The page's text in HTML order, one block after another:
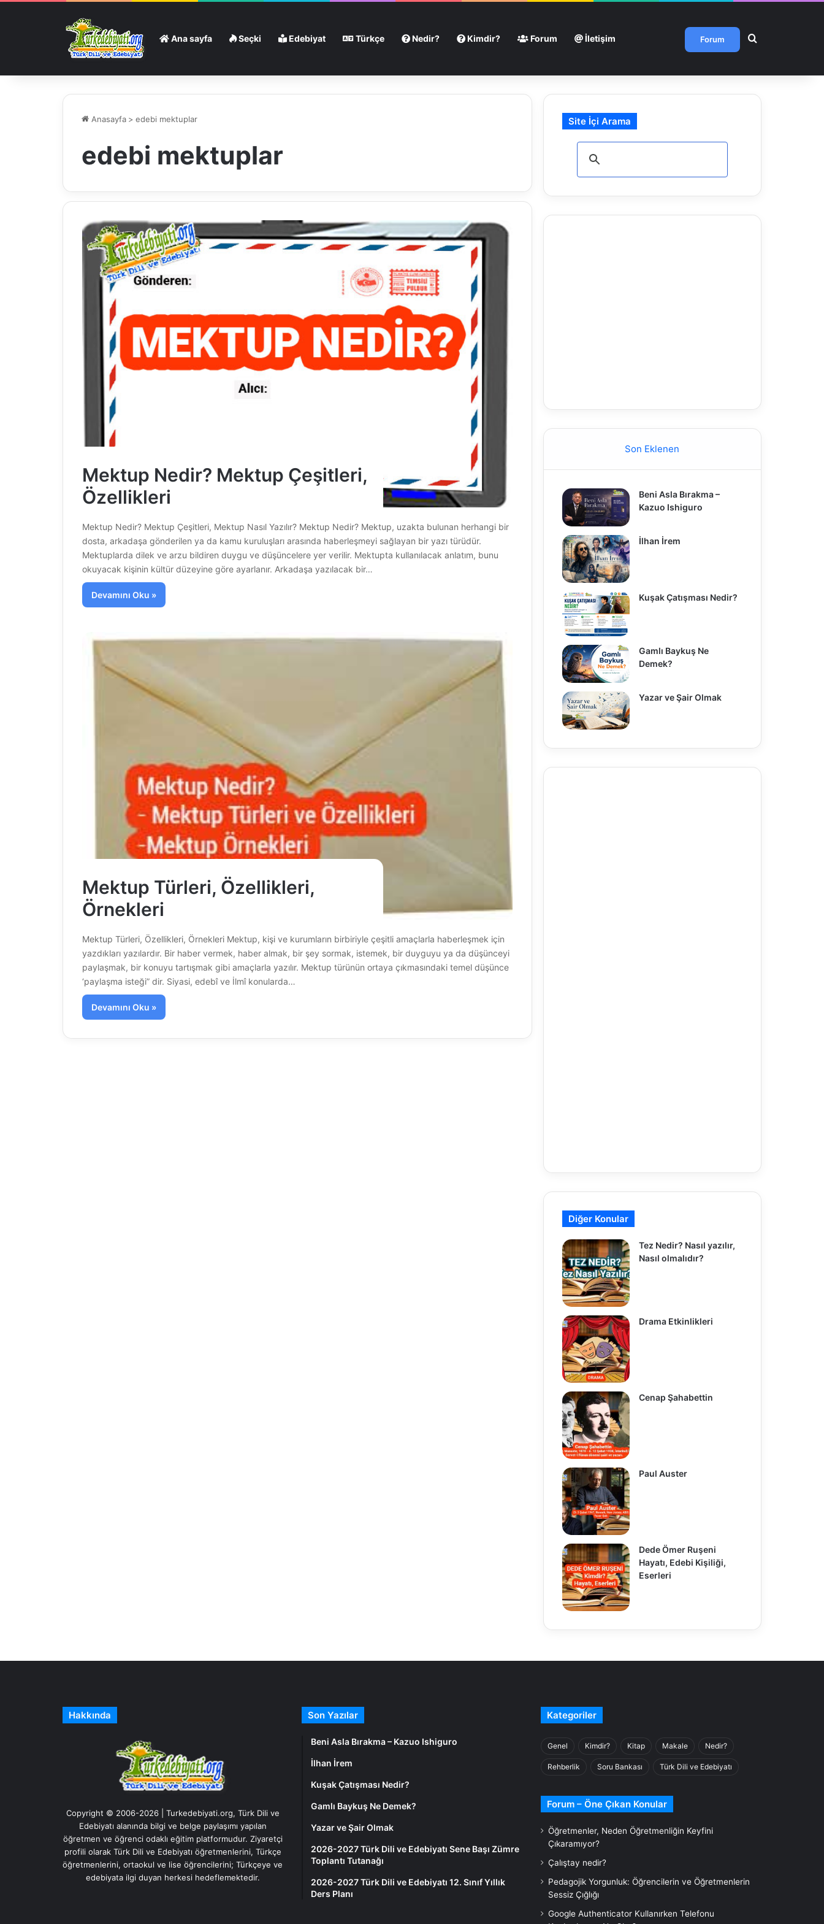
Ana sayfa Seçki Edebiyat Türkçe Nedir? Kimdir? Forum İletişim Forum Arama yap ...
Anasayfa > edebi mektuplar
edebi mektuplar
Mektup Nedir? Mektup Çeşitleri,
Özellikleri
Mektup Nedir? Mektup Çeşitleri, Mektup Nasıl Yazılır? Mektup Nedir? Mektup, uzakta bulunan herhangi bir
dosta, arkadaşa gönderilen ya da kamu kuruluşları arasında haberleşmeyi sağlayan bir yazı türüdür.
Mektuplarda dilek ve arzu bildiren duygu ve düşüncelere yer verilir. Mektupta kullanılacak anlatım, bunu
okuyacak kişinin kültür düzeyine göre ayarlanır. Arkadaşa yazılacak bir…
Devamını Oku »
Mektup Türleri, Özellikleri,
Örnekleri
Mektup Türleri, Özellikleri, Örnekleri Mektup, kişi ve kurumların birbiriyle çeşitli amaçlarla haberleşmek için
yazdıkları yazılardır. Bir haber vermek, haber almak, bir şey sormak, istemek, bir duyguyu ya da düşünceyi
paylaşmak, bir konuyu tartışmak gibi amaçlarla yazılır. Mektup türünün ortaya çıkmasındaki temel düşünce
‘paylaşma isteği” dir. Siyasi, edebî ve İlmî konularda…
Devamını Oku »
Site İçi Arama
Son Eklenen
Beni Asla Bırakma –
Kazuo Ishiguro
İlhan İrem
Kuşak Çatışması Nedir?
Gamlı Baykuş Ne
Demek?
Yazar ve Şair Olmak
Diğer Konular
Tez Nedir? Nasıl yazılır,
Nasıl olmalıdır?
Drama Etkinlikleri
Cenap Şahabettin
Paul Auster
Dede Ömer Ruşeni
Hayatı, Edebi Kişiliği,
Eserleri
Hakkında
Copyright © 2006-2026 | Turkedebiyati.org, Türk Dili ve
Edebiyatı alanında bilgi ve belge paylaşımı yapılan
öğretmen ve öğrenci odaklı eğitim platformudur. Ziyaretçi
profili olarak Türk Dili ve Edebiyatı öğretmenlerini, Türkçe
öğretmenlerini, ortaokul ve lise öğrencilerini; Türkçeye ve
edebiyata ilgi duyan herkesi hedeflemektedir.
Son Yazılar
Beni Asla Bırakma – Kazuo Ishiguro
İlhan İrem
Kuşak Çatışması Nedir?
Gamlı Baykuş Ne Demek?
Yazar ve Şair Olmak
2026-2027 Türk Dili ve Edebiyatı Sene Başı Zümre
Toplantı Tutanağı
2026-2027 Türk Dili ve Edebiyatı 12. Sınıf Yıllık
Ders Planı
Kategoriler
Genel Kimdir? Kitap Makale Nedir?
Rehberlik Soru Bankası Türk Dili ve Edebiyatı
Forum – Öne Çıkan Konular
Öğretmenler, Neden Öğretmenliğin Keyfini
Çıkaramıyor?
Çalıştay nedir?
Pedagojik Yorgunluk: Öğrencilerin ve Öğretmenlerin
Sessiz Çığlığı
Google Authenticator Kullanırken Telefonu